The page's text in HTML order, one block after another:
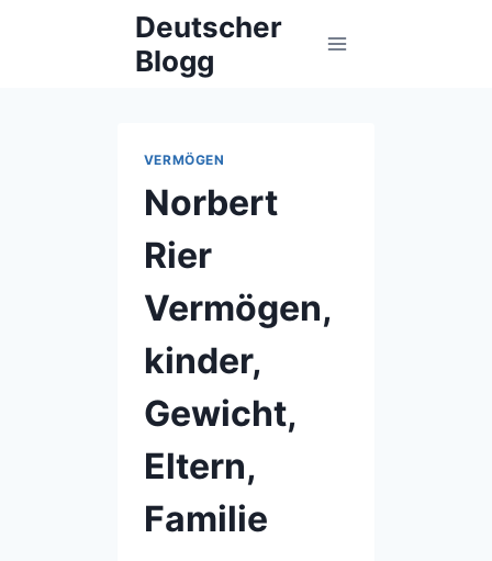
Deutscher
Blogg
VERMÖGEN
Norbert
Rier
Vermögen,
kinder,
Gewicht,
Eltern,
Familie